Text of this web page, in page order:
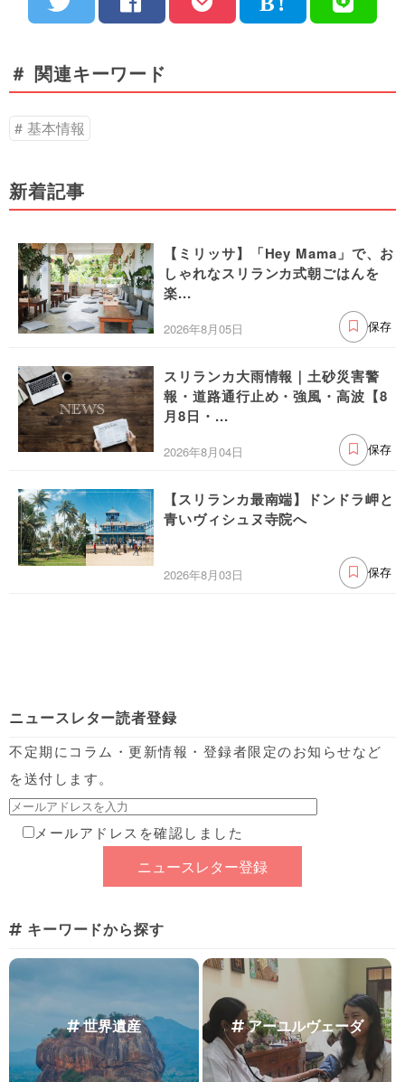
＃ 関連キーワード
基本情報
新着記事
【ミリッサ】「Hey Mama」で、お
しゃれなスリランカ式朝ごはんを
楽...
2026年8月05日 保存
スリランカ大雨情報｜土砂災害警
報・道路通行止め・強風・高波【8
月8日・...
2026年8月04日 保存
【スリランカ最南端】ドンドラ岬と
青いヴィシュヌ寺院へ
2026年8月03日 保存
ニュースレター読者登録
不定期にコラム・更新情報・登録者限定のお知らせなど
を送付します。
メールアドレスを確認しました
キーワードから探す
世界遺産 アーユルヴェーダ